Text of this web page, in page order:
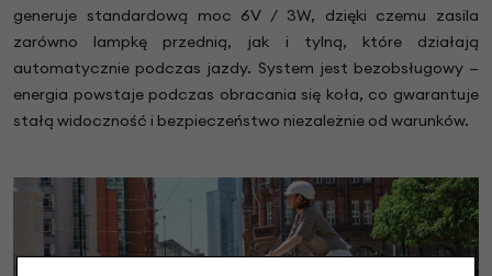
generuje standardową moc 6V / 3W, dzięki czemu zasila
zarówno lampkę przednią, jak i tylną, które działają
automatycznie podczas jazdy. System jest bezobsługowy —
energia powstaje podczas obracania się koła, co gwarantuje
stałą widoczność i bezpieczeństwo niezależnie od warunków.